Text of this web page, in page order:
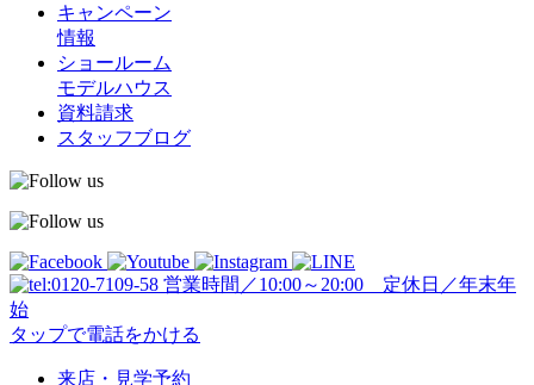
キャンペーン
情報
ショールーム
モデルハウス
資料請求
スタッフブログ
営業時間／10:00～20:00 定休日／年末年
始
タップで電話をかける
来店・見学予約